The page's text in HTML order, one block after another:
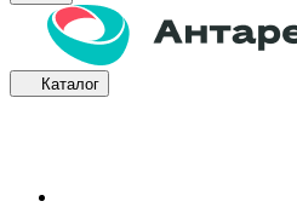
Каталог